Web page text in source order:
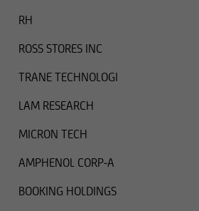
RH
ROSS STORES INC
TRANE TECHNOLOGI
LAM RESEARCH
MICRON TECH
AMPHENOL CORP-A
BOOKING HOLDINGS